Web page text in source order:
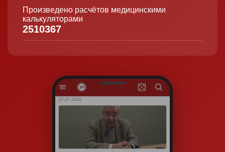
Произведено расчётов медицинскими
калькуляторами
2510367